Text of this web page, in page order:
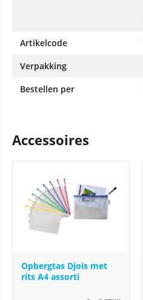
Artikelcode
Verpakking
Bestellen per
Accessoires
Opbergtas Djois met
rits A4 assorti